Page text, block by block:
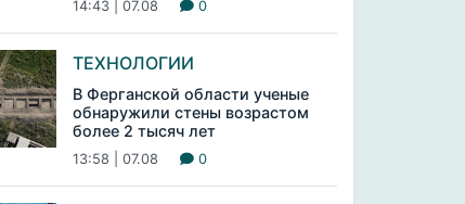
14:43 | 07.08 0
ТЕХНОЛОГИИ
В Ферганской области ученые
обнаружили стены возрастом
более 2 тысяч лет
13:58 | 07.08 0